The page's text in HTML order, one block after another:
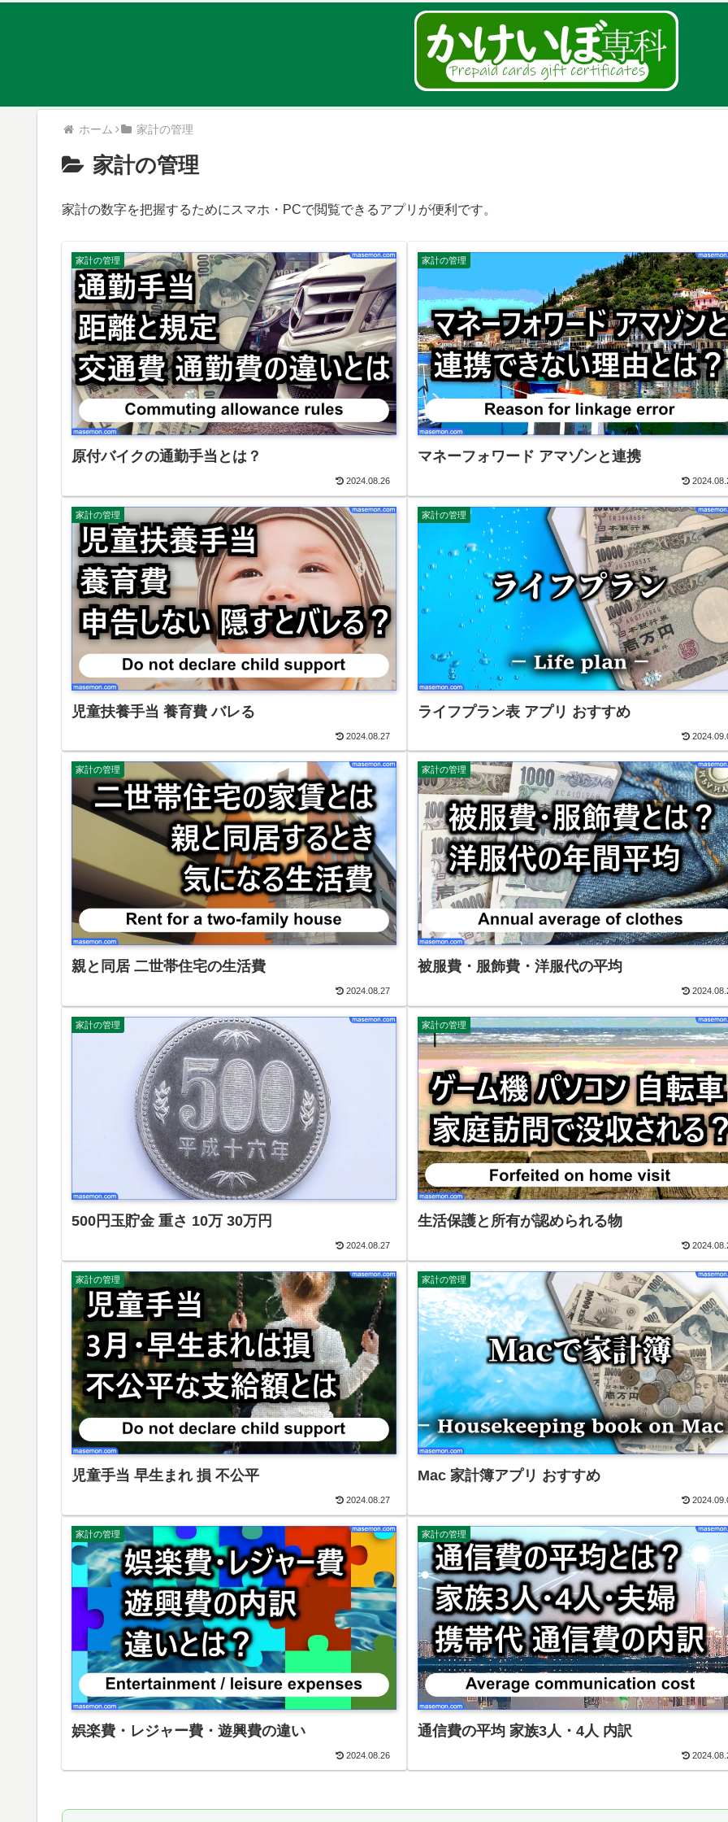
ホーム 家計の管理
家計の管理
家計の数字を把握するためにスマホ・PCで閲覧できるアプリが便利です。
家計の管理
原付バイクの通勤手当とは？
2024.08.26
家計の管理
マネーフォワード アマゾンと連携
家計の管理
児童扶養手当 養育費 バレる
2024.08.27
家計の管理
ライフプラン表 アプリ おすすめ
家計の管理
親と同居 二世帯住宅の生活費
2024.08.27
家計の管理
被服費・服飾費・洋服代の平均
家計の管理
500円玉貯金 重さ 10万 30万円
2024.08.27
家計の管理
生活保護と所有が認められる物
家計の管理
児童手当 早生まれ 損 不公平
2024.08.27
家計の管理
Mac 家計簿アプリ おすすめ
家計の管理
娯楽費・レジャー費・遊興費の違い
2024.08.26
家計の管理
通信費の平均 家族3人・4人 内訳